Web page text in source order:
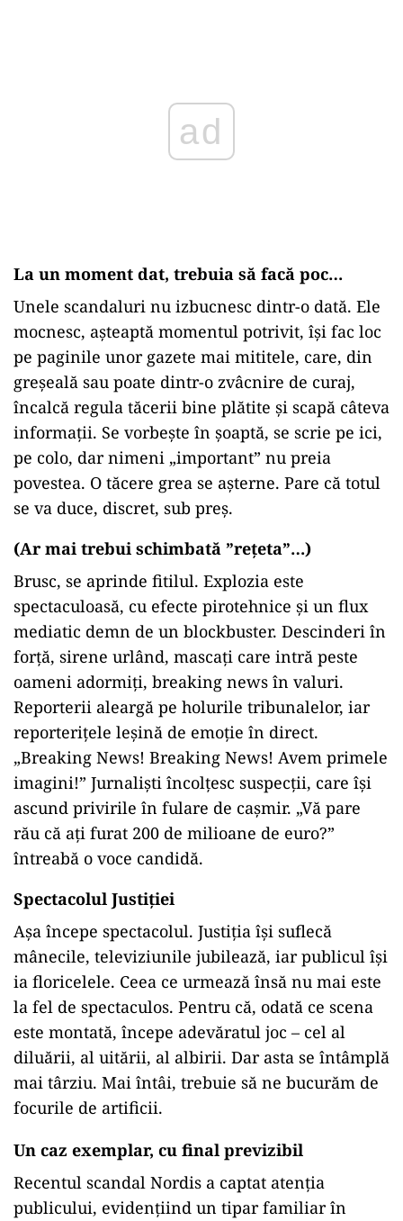
La un moment dat, trebuia să facă poc…
Unele scandaluri nu izbucnesc dintr-o dată. Ele
mocnesc, așteaptă momentul potrivit, își fac loc
pe paginile unor gazete mai mititele, care, din
greșeală sau poate dintr-o zvâcnire de curaj,
încalcă regula tăcerii bine plătite și scapă câteva
informații. Se vorbește în șoaptă, se scrie pe ici,
pe colo, dar nimeni „important” nu preia
povestea. O tăcere grea se așterne. Pare că totul
se va duce, discret, sub preș.
(Ar mai trebui schimbată ”rețeta”…)
Brusc, se aprinde fitilul. Explozia este
spectaculoasă, cu efecte pirotehnice și un flux
mediatic demn de un blockbuster. Descinderi în
forță, sirene urlând, mascați care intră peste
oameni adormiți, breaking news în valuri.
Reporterii aleargă pe holurile tribunalelor, iar
reporterițele leșină de emoție în direct.
„Breaking News! Breaking News! Avem primele
imagini!” Jurnaliști încolțesc suspecții, care își
ascund privirile în fulare de cașmir. „Vă pare
rău că ați furat 200 de milioane de euro?”
întreabă o voce candidă.
Spectacolul Justiției
Așa începe spectacolul. Justiția își suflecă
mânecile, televiziunile jubilează, iar publicul își
ia floricelele. Ceea ce urmează însă nu mai este
la fel de spectaculos. Pentru că, odată ce scena
este montată, începe adevăratul joc – cel al
diluării, al uitării, al albirii. Dar asta se întâmplă
mai târziu. Mai întâi, trebuie să ne bucurăm de
focurile de artificii.
Un caz exemplar, cu final previzibil
Recentul scandal Nordis a captat atenția
publicului, evidențiind un tipar familiar în